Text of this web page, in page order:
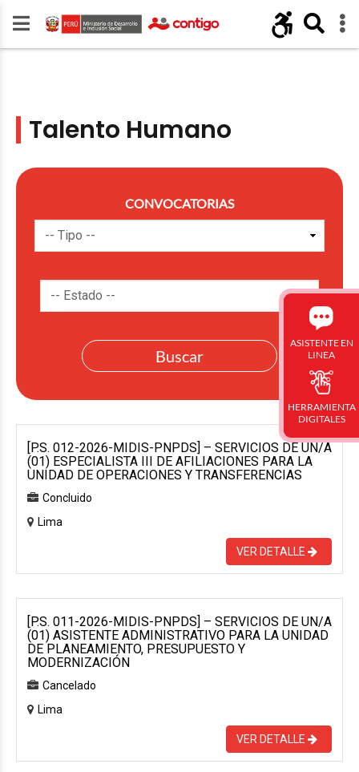
Talento Humano
CONVOCATORIAS
[P.S. 012-2026-MIDIS-PNPDS] – SERVICIOS DE UN/A
(01) ESPECIALISTA III DE AFILIACIONES PARA LA
UNIDAD DE OPERACIONES Y TRANSFERENCIAS
Concluido
Lima
VER DETALLE
[P.S. 011-2026-MIDIS-PNPDS] – SERVICIOS DE UN/A
(01) ASISTENTE ADMINISTRATIVO PARA LA UNIDAD
DE PLANEAMIENTO, PRESUPUESTO Y
MODERNIZACIÓN
Cancelado
Lima
VER DETALLE
ASISTENTE EN
LINEA
HERRAMIENTA
DIGITALES